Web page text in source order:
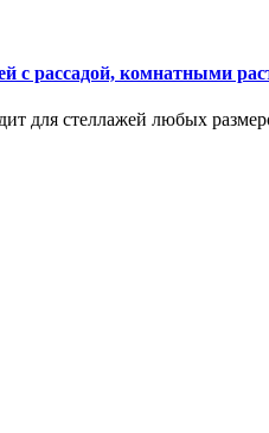
с рассадой, комнатными
для стеллажей любых